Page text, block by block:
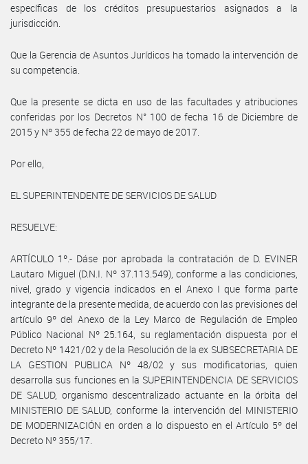
específicas de los créditos presupuestarios asignados a la
jurisdicción.
Que la Gerencia de Asuntos Jurídicos ha tomado la intervención de
su competencia.
Que la presente se dicta en uso de las facultades y atribuciones
conferidas por los Decretos N° 100 de fecha 16 de Diciembre de
2015 y Nº 355 de fecha 22 de mayo de 2017.
Por ello,
EL SUPERINTENDENTE DE SERVICIOS DE SALUD
RESUELVE:
ARTÍCULO 1º.- Dáse por aprobada la contratación de D. EVINER
Lautaro Miguel (D.N.I. Nº 37.113.549), conforme a las condiciones,
nivel, grado y vigencia indicados en el Anexo I que forma parte
integrante de la presente medida, de acuerdo con las previsiones del
artículo 9º del Anexo de la Ley Marco de Regulación de Empleo
Público Nacional Nº 25.164, su reglamentación dispuesta por el
Decreto Nº 1421/02 y de la Resolución de la ex SUBSECRETARIA DE
LA GESTION PUBLICA Nº 48/02 y sus modificatorias, quien
desarrolla sus funciones en la SUPERINTENDENCIA DE SERVICIOS
DE SALUD, organismo descentralizado actuante en la órbita del
MINISTERIO DE SALUD, conforme la intervención del MINISTERIO
DE MODERNIZACIÓN en orden a lo dispuesto en el Artículo 5º del
Decreto Nº 355/17.